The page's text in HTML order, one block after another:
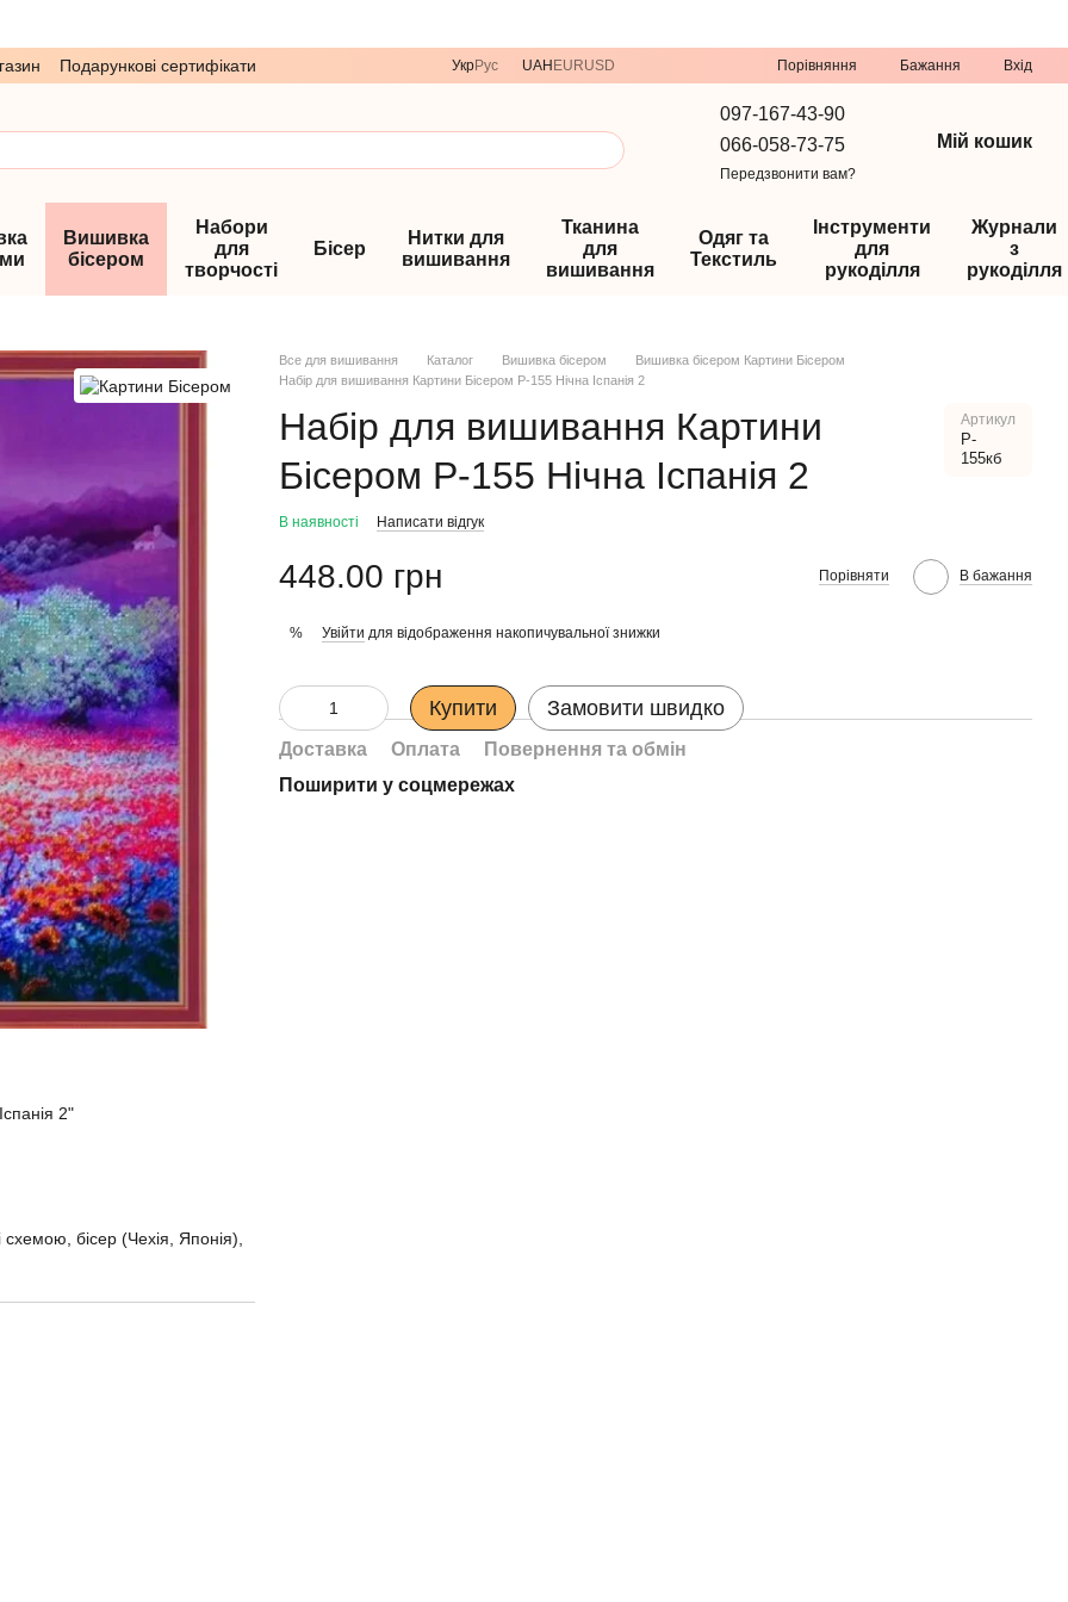
Подарункові сертифікати УкрРус UAH EURUSD Порівняння Бажання Вхід
097-167-43-90
066-058-73-75
Передзвонити вам?
Мій кошик
Вишивка
бісером
Набори
для
творчості
Бісер
Нитки для
вишивання
Тканина
для
вишивання
Одяг та
Текстиль
Інструменти
для
рукоділля
Журнали
з
рукоділля
2"
бісер (Чехія, Японія),
Все для вишивання Каталог Вишивка бісером
Вишивка бісером Картини Бісером
Набір для вишивання Картини Бісером Р-155 Нічна Іспанія 2
Набір для вишивання Картини
Бісером Р-155 Нічна Іспанія 2
Артикул
P-
155кб
В наявності Написати відгук
448.00 грн Порівняти В бажання
% Увійти для відображення накопичувальної знижки
Купити Замовити швидко
Доставка Оплата
Повернення та обмін
Поширити у соцмережах